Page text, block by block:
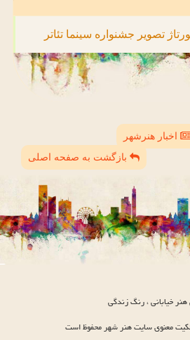
تصویر جشنواره سینما تئاتر
اخبار هنرشهر
بازگشت به صفحه اصلی
خیابانی ، رنگ زندگی